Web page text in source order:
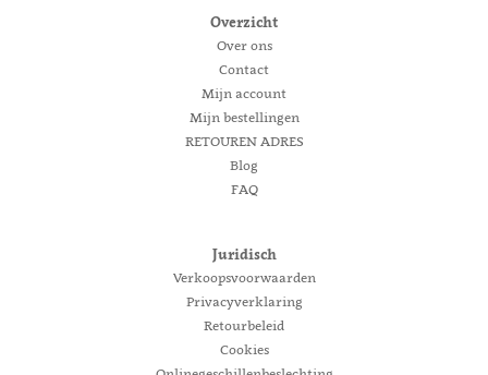
Overzicht
Over ons
Contact
Mijn account
Mijn bestellingen
RETOUREN ADRES
Blog
FAQ
Juridisch
Verkoopsvoorwaarden
Privacyverklaring
Retourbeleid
Cookies